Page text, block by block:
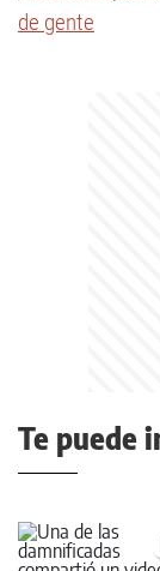
de gente
Te puede